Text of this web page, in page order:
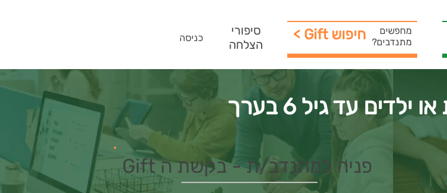
כניסה
סיפורי
הצלחה
מחפשים
מתנדבים? < Gift חיפוש
עד גיל 6 בערך
פניה למתנדב/ת - בקשת ה Gift